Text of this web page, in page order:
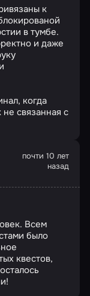
к
в тумбе.
и даже
когда
не связанная с
почти 10 лет
назад
Всем
было
квестов,